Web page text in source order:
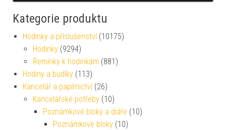
Kategorie produktu
Hodinky a příslušenství (10175)
Hodinky (9294)
Řemínky k hodinkám (881)
Hodiny a budíky (113)
Kancelář a papírnictví (26)
Kancelářské potřeby (10)
Poznámkové bloky a diáře (10)
Poznámkové bloky (10)